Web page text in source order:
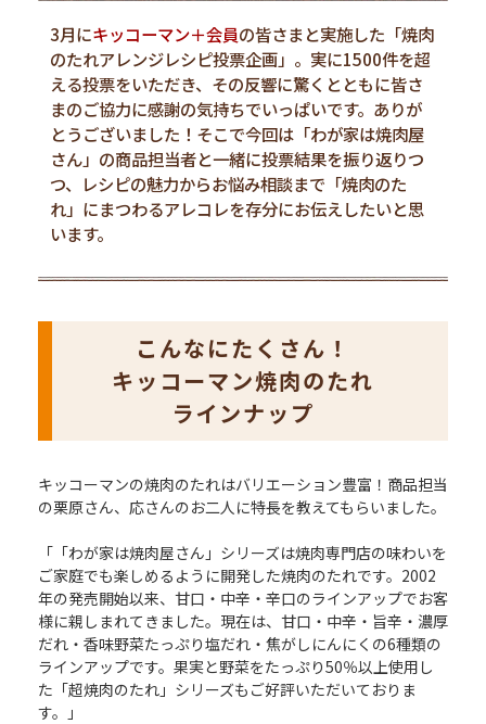
3月にキッコーマン＋会員の皆さまと実施した「焼肉
のたれアレンジレシピ投票企画」。実に1500件を超
える投票をいただき、その反響に驚くとともに皆さ
まのご協力に感謝の気持ちでいっぱいです。ありが
とうございました！そこで今回は「わが家は焼肉屋
さん」の商品担当者と一緒に投票結果を振り返りつ
つ、レシピの魅力からお悩み相談まで「焼肉のた
れ」にまつわるアレコレを存分にお伝えしたいと思
います。
こんなにたくさん！
キッコーマン焼肉のたれ
ラインナップ
キッコーマンの焼肉のたれはバリエーション豊富！商品担当
の栗原さん、応さんのお二人に特長を教えてもらいました。
「「わが家は焼肉屋さん」シリーズは焼肉専門店の味わいを
ご家庭でも楽しめるように開発した焼肉のたれです。2002
年の発売開始以来、甘口・中辛・辛口のラインアップでお客
様に親しまれてきました。現在は、甘口・中辛・旨辛・濃厚
だれ・香味野菜たっぷり塩だれ・焦がしにんにくの6種類の
ラインアップです。果実と野菜をたっぷり50％以上使用し
た「超焼肉のたれ」シリーズもご好評いただいておりま
す。」